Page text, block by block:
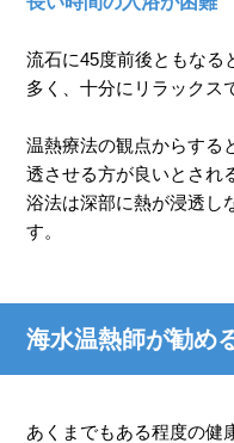
流石に45度前後ともなる
多く、十分にリラックス
温熱療法の観点からする
透させる方が良いとされ
浴法は深部に熱が浸透し
す。
海水温熱師が勧め
あくまでもある程度の健